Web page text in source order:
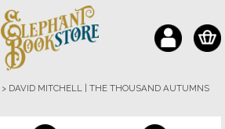
> DAVID MITCHELL | THE THOUSAND AUTUMNS